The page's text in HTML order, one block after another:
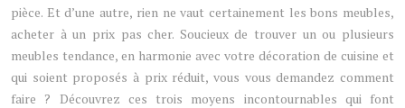
pièce. Et d’une autre, rien ne vaut certainement les bons meubles,
acheter à un prix pas cher. Soucieux de trouver un ou plusieurs
meubles tendance, en harmonie avec votre décoration de cuisine et
qui soient proposés à prix réduit, vous vous demandez comment
faire ? Découvrez ces trois moyens incontournables qui font